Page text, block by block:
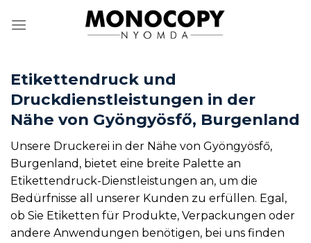
Inhalt
Etikettendruck und
Druckdienstleistungen in der
Nähe von Gyöngyösfő, Burgenland
Unsere Druckerei in der Nähe von Gyöngyösfő,
Burgenland, bietet eine breite Palette an
Etikettendruck-Dienstleistungen an, um die
Bedürfnisse all unserer Kunden zu erfüllen. Egal,
ob Sie Etiketten für Produkte, Verpackungen oder
andere Anwendungen benötigen, bei uns finden